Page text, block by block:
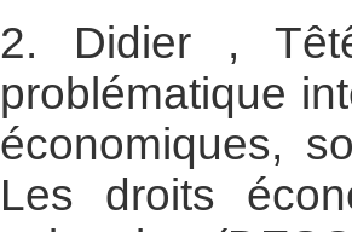
2. Didier ,
problématique
économiques,
Les droits